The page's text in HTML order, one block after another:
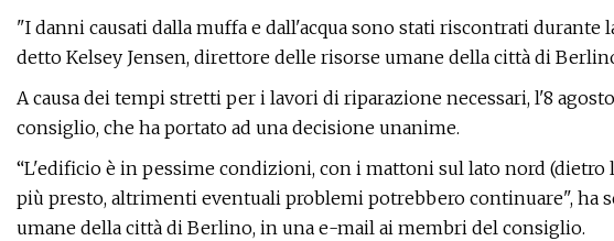
"I danni causati dalla muffa e dall'acqua sono stati riscontrati
detto Kelsey Jensen, direttore delle risorse umane della città di
A causa dei tempi stretti per i lavori di riparazione necessari, l'8
consiglio, che ha portato ad una decisione unanime.
“L'edificio è in pessime condizioni, con i mattoni sul lato nord (dietro
più presto, altrimenti eventuali problemi potrebbero continuare", ha
umane della città di Berlino, in una e-mail ai membri del consiglio.